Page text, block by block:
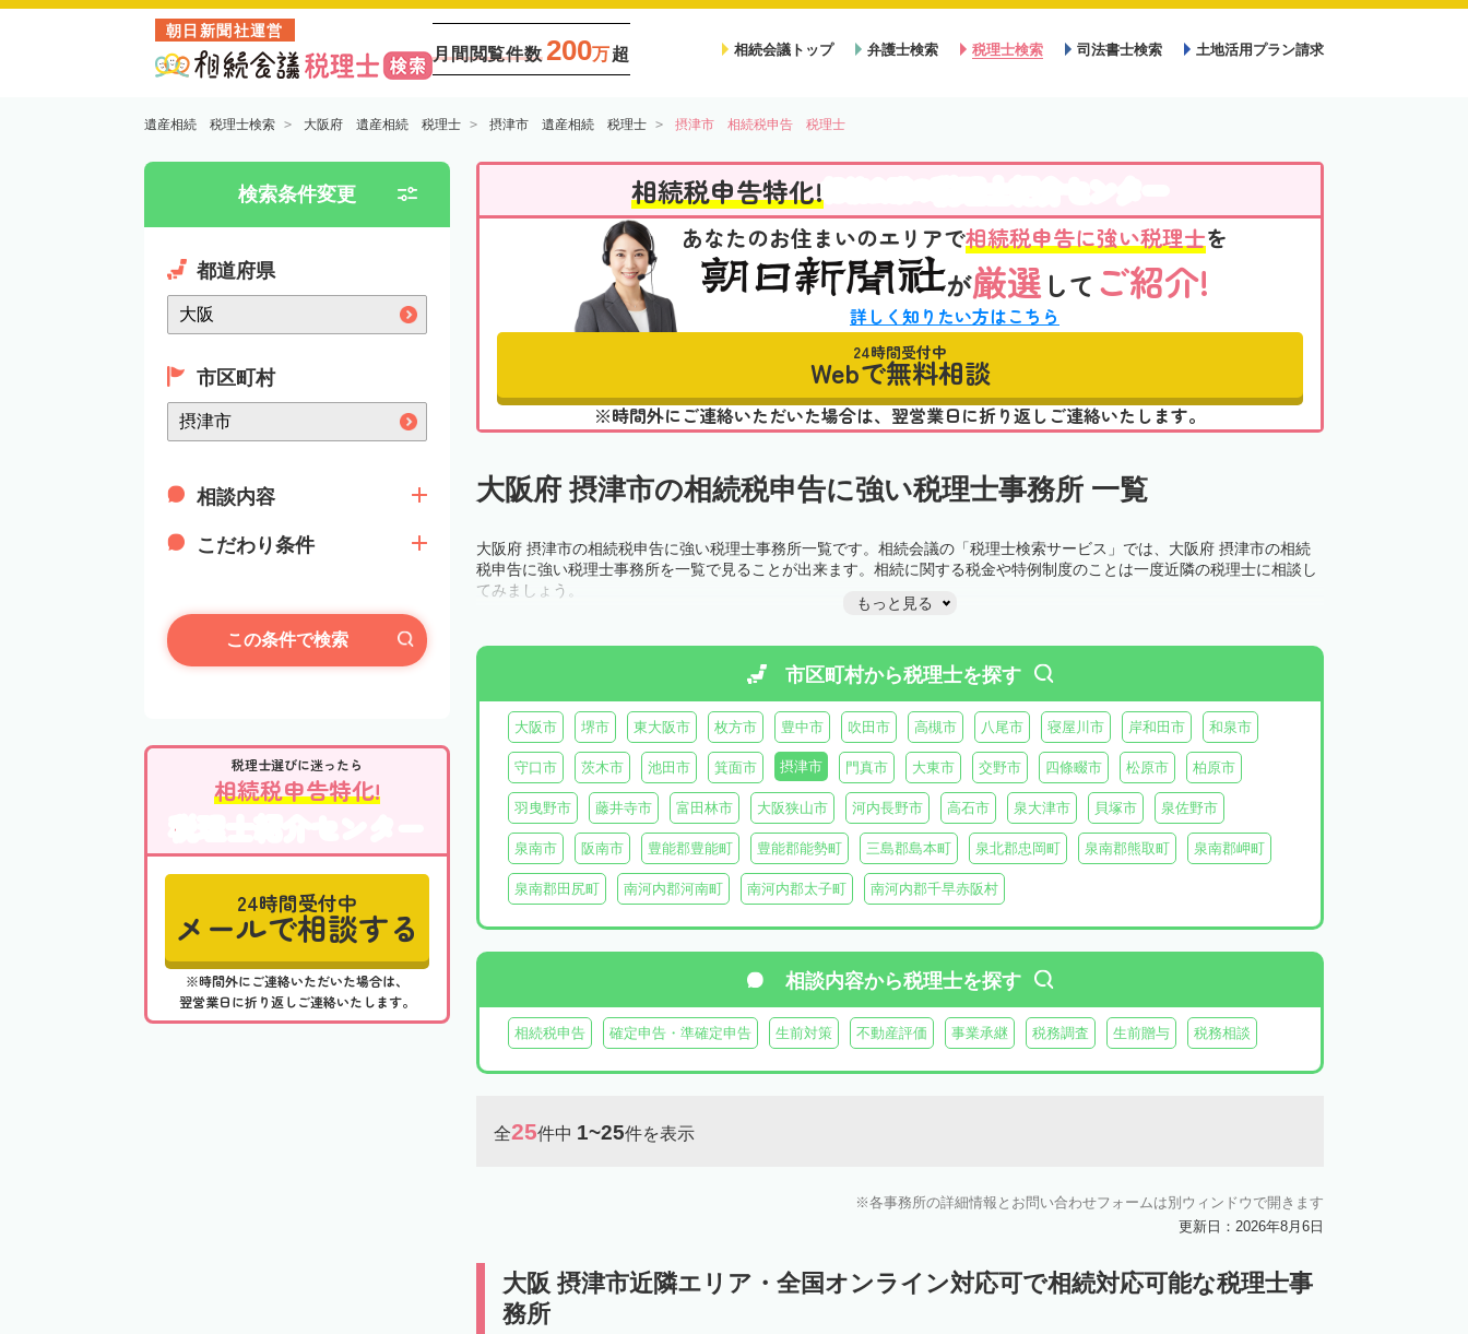
朝日新聞社運営
月間閲覧件数 200万超 相続会議トップ 弁護士検索 税理士検索 司法書士検索 土地活用プラン請求
遺産相続 税理士検索 大阪府 遺産相続 税理士 摂津市 遺産相続 税理士 摂津市 相続税申告 税理士
検索条件変更
都道府県
市区町村
相談内容
こだわり条件
この条件で検索
税理士選びに迷ったら
相続税申告特化!
税理士紹介センター
24時間受付中
メールで相談する
※時間外にご連絡いただいた場合は、
翌営業日に折り返しご連絡いたします。
相続税申告特化!
あなたのお住まいのエリアで相続税申告に強い税理士を
が厳選 して ご紹介!
詳しく知りたい方はこちら
24時間受付中
Webで無料相談
※時間外にご連絡いただいた場合は、翌営業日に折り返しご連絡いたします。
大阪府 摂津市の相続税申告に強い税理士事務所 一覧
大阪府 摂津市の相続税申告に強い税理士事務所一覧です。相続会議の「税理士検索サービス」では、大阪府 摂津市の相続
税申告に強い税理士事務所を一覧で見ることが出来ます。相続に関する税金や特例制度のことは一度近隣の税理士に相談し
てみましょう。
もっと見る
市区町村から税理士を探す
大阪市 堺市 東大阪市 枚方市 豊中市 吹田市 高槻市 八尾市 寝屋川市 岸和田市 和泉市
守口市 茨木市 池田市 箕面市 摂津市 門真市 大東市 交野市 四條畷市 松原市 柏原市
羽曳野市 藤井寺市 富田林市 大阪狭山市 河内長野市 高石市 泉大津市 貝塚市 泉佐野市
泉南市 阪南市 豊能郡豊能町 豊能郡能勢町 三島郡島本町 泉北郡忠岡町 泉南郡熊取町 泉南郡岬町
泉南郡田尻町 南河内郡河南町 南河内郡太子町 南河内郡千早赤阪村
相談内容から税理士を探す
相続税申告 確定申告・準確定申告 生前対策 不動産評価 事業承継 税務調査 生前贈与 税務相談
全25件中 1~25件を表示
各事務所の詳細情報とお問い合わせフォームは別ウィンドウで開きます
更新日：2026年8月6日
大阪 摂津市近隣エリア・全国オンライン対応可で相続対応可能な税理士事
務所